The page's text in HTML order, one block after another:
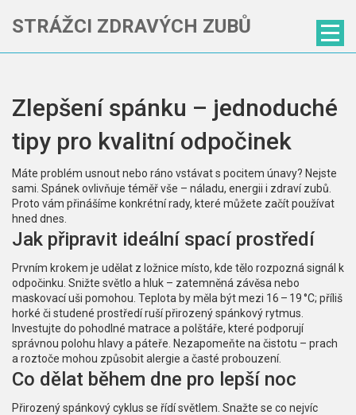
STRÁŽCI ZDRAVÝCH ZUBŮ
Zlepšení spánku – jednoduché
tipy pro kvalitní odpočinek
Máte problém usnout nebo ráno vstávat s pocitem únavy? Nejste
sami. Spánek ovlivňuje téměř vše – náladu, energii i zdraví zubů.
Proto vám přinášíme konkrétní rady, které můžete začít používat
hned dnes.
Jak připravit ideální spací prostředí
Prvním krokem je udělat z ložnice místo, kde tělo rozpozná signál k
odpočinku. Snižte světlo a hluk – zatemněná závěsa nebo
maskovací uši pomohou. Teplota by měla být mezi 16 – 19 °C; příliš
horké či studené prostředí ruší přirozený spánkový rytmus.
Investujte do pohodlné matrace a polštáře, které podporují
správnou polohu hlavy a páteře. Nezapomeňte na čistotu – prach
a roztoče mohou způsobit alergie a časté probouzení.
Co dělat během dne pro lepší noc
Přirozený spánkový cyklus se řídí světlem. Snažte se co nejvíc